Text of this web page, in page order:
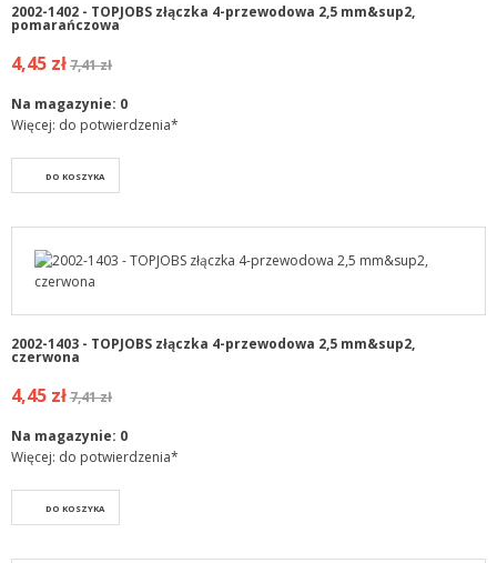
2002-1402 - TOPJOBS złączka 4-przewodowa 2,5 mm&sup2,
pomarańczowa
4,45 zł7,41 zł
Na magazynie: 0
Więcej: do potwierdzenia*
DO KOSZYKA
2002-1403 - TOPJOBS złączka 4-przewodowa 2,5 mm&sup2,
czerwona
4,45 zł7,41 zł
Na magazynie: 0
Więcej: do potwierdzenia*
DO KOSZYKA